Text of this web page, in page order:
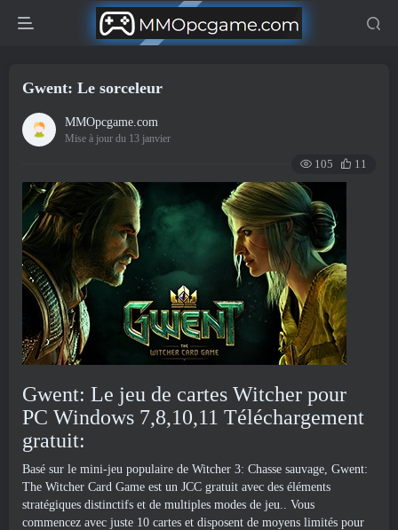
Gwent: Le sorceleur
MMOpcgame.com
Mise à jour du 13 janvier
105 11
Gwent: Le jeu de cartes Witcher pour
PC Windows 7,8,10,11 Téléchargement
gratuit:
Basé sur le mini-jeu populaire de Witcher 3: Chasse sauvage, Gwent:
The Witcher Card Game est un JCC gratuit avec des éléments
stratégiques distinctifs et de multiples modes de jeu.. Vous
commencez avec juste 10 cartes et disposent de moyens limités pour